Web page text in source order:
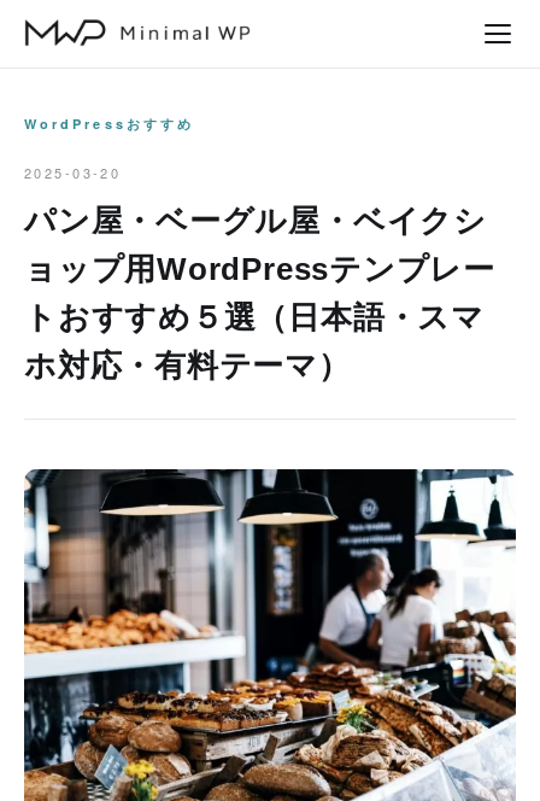
WordPressおすすめ
2025-03-20
パン屋・ベーグル屋・ベイクシ
ョップ用WordPressテンプレー
トおすすめ５選（日本語・スマ
ホ対応・有料テーマ）